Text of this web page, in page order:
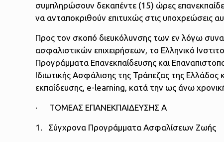
συμπληρώσουν δεκαπέντε (15) ώρες
να ανταποκριθούν επιτυχώς στις υποχρεώσεις
Προς τον σκοπό διευκόλυνσης των εν λόγω
ασφαλιστικών επιχειρήσεων, το Ελληνικό
Προγράμματα Επανεκπαίδευσης και
Ιδιωτικής Ασφάλισης της Τράπεζας της
εκπαίδευσης, e-learning, κατά την ως άνω
· ΤΟΜΕΑΣ ΕΠΑΝΕΚΠΑΙΔΕΥΣΗΣ A
1. Σύγχρονα Προγράμματα Ασφαλίσεων Ζωής